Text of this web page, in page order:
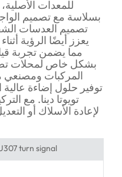
للمعدات
بسلاسة مع تصميم
تصميم العدسات
يعزز أيضًا الرؤية
مما يضمن تجربة
بشكل خاص لمحلات
المركبات ومصنعي
توفير حلول إضاءة
تويوتا دينا. مع
لإعادة الأسلاك أو
turn signal